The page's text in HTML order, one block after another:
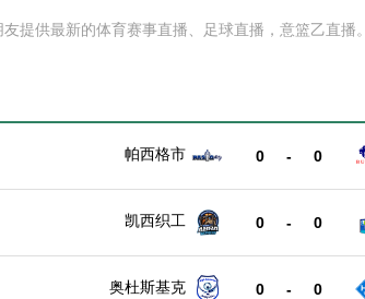
提供最新的体育赛事直播、足球直播，意篮乙直播。
帕西格市 0 - 0
凯西织工 0 - 0
奥杜斯基克 0 - 0